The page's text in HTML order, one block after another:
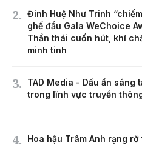
Đinh Huệ Như Trinh
ghế đầu Gala WeChoice
Thần thái cuốn hút, khí
minh tinh
TAD Media - Dấu ấn sáng
trong lĩnh vực truyền
Hoa hậu Trâm Anh rạng